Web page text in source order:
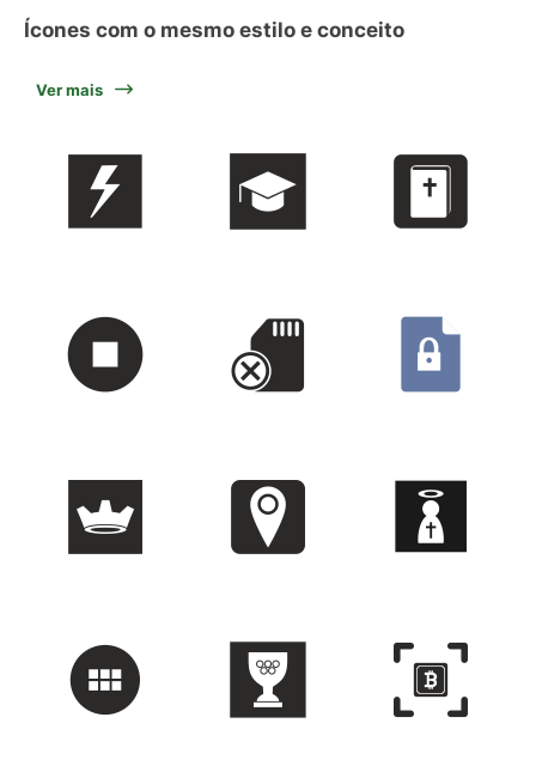
Ícones com o mesmo estilo e conceito
Ver mais